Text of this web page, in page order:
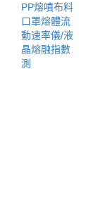
PP熔噴布料
口罩熔體流
動速率儀/液
晶熔融指數
測